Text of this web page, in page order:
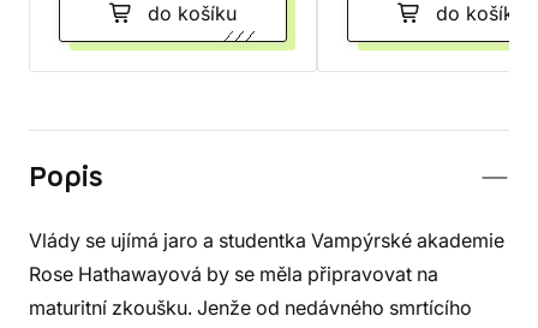
do košíku do košíku
Popis
Vlády se ujímá jaro a studentka Vampýrské akademie
Rose Hathawayová by se měla připravovat na
maturitní zkoušku. Jenže od nedávného smrtícího